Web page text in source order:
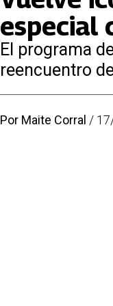
especial
El programa
reencuentro
Por Maite Corral /